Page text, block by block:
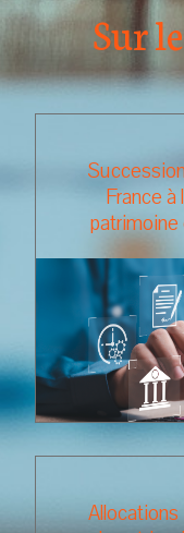
Sur
France